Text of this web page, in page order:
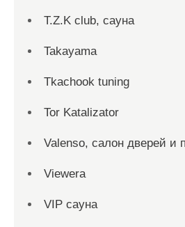
T.Z.K club, сауна
Takayama
Tkachook tuning
Tor Katalizator
Valenso, салон дверей и
Viewera
VIP сауна